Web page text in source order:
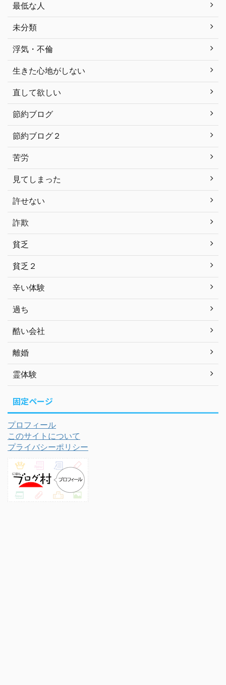
最低な人
未分類
浮気・不倫
生きた心地がしない
直して欲しい
節約ブログ
節約ブログ２
苦労
見てしまった
許せない
詐欺
貧乏
貧乏２
辛い体験
過ち
酷い会社
離婚
霊体験
固定ページ
プロフィール
このサイトについて
プライバシーポリシー